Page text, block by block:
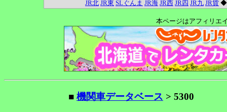
JR北 JR東 SLぐんま JR海 JR西 JR四 JR九 JR貨
本ページはアフィリエ
■ 機関車データベース > 5300